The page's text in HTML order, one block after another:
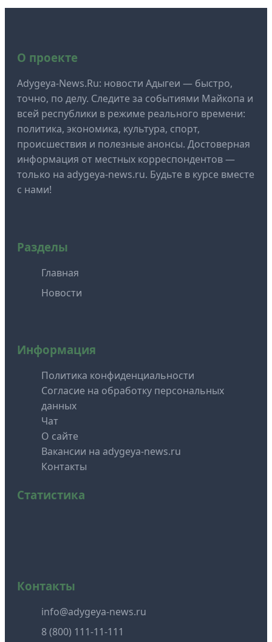
О проекте
Adygeya-News.Ru: новости Адыгеи — быстро,
точно, по делу. Следите за событиями Майкопа и
всей республики в режиме реального времени:
политика, экономика, культура, спорт,
происшествия и полезные анонсы. Достоверная
информация от местных корреспондентов —
только на adygeya-news.ru. Будьте в курсе вместе
с нами!
Разделы
Главная
Новости
Информация
Политика конфиденциальности
Согласие на обработку персональных
данных
Чат
О сайте
Вакансии на adygeya-news.ru
Контакты
Статистика
Контакты
info@adygeya-news.ru
8 (800) 111-11-111